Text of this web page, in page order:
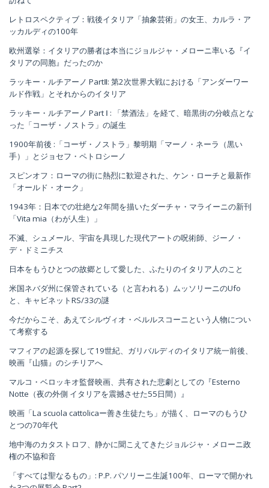
レトロスペクティブ：戦後イタリア「抽象芸術」の女王、カルラ・ア
ッカルディの100年
欧州選挙：イタリアの勝者は本当にジョルジャ・メローニ率いる『イ
タリアの同胞』だったのか
ラッキー・ルチアーノ PartⅡ: 第2次世界大戦における「アンダーワー
ルド作戦」とそれからのイタリア
ラッキー・ルチアーノ Part Ⅰ : 「禁酒法」を経て、暗黒街の分岐点とな
った「コーザ・ノストラ」の誕生
1900年前後 :「コーザ・ノストラ」黎明期「マーノ・ネーラ（黒い
手）」とジョセフ・ペトロシーノ
スピンオフ：ローマの街に熱烈に歓迎された、ケン・ローチと最新作
「オールド・オーク」
1943年：日本での壮絶な2年間を描いたダーチャ・マライーニの新刊
「Vita mia（わが人生）」
不滅、シュメール、宇宙を具現した現代アートの呪術師、ジーノ・
デ・ドミニチス
日本をもうひとつの故郷として愛した、ふたりのイタリア人のこと
米国ネバダ州に保管されている（と言われる）ムッソリーニのUfo
と、キャビネットRS/33の謎
今だからこそ、あえてシルヴィオ・ベルルスコーニという人物につい
て考察する
マフィアの起源を探して19世紀、ガリバルディのイタリア統一前後、
映画『山猫』のシチリアへ
マルコ・ベロッキオ監督映画、共有された悲劇としての『Esterno
Notte（夜の外側 イタリアを震撼させた55日間）』
映画「La scuola cattolicaー善き生徒たち」が描く、ローマのもうひ
とつの70年代
地中海のカタストロフ、静かに聞こえてきたジョルジャ・メローニ政
権の不協和音
「すべては聖なるもの」: P.P. パソリーニ生誕100年、ローマで開かれ